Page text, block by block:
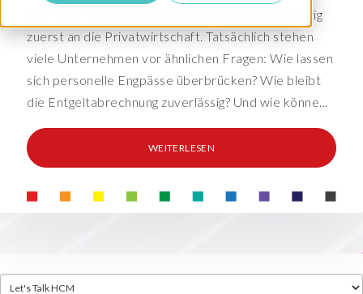
Wer über Payroll Outsourcing spricht, denkt häufig
zuerst an die Privatwirtschaft. Tatsächlich stehen
viele Unternehmen vor ähnlichen Fragen: Wie lassen
sich personelle Engpässe überbrücken? Wie bleibt
die Entgeltabrechnung zuverlässig? Und wie könne...
WEITERLESEN